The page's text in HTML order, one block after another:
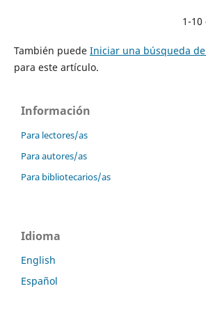
1-10
También puede Iniciar una búsqueda
para este artículo.
Información
Para lectores/as
Para autores/as
Para bibliotecarios/as
Idioma
English
Español